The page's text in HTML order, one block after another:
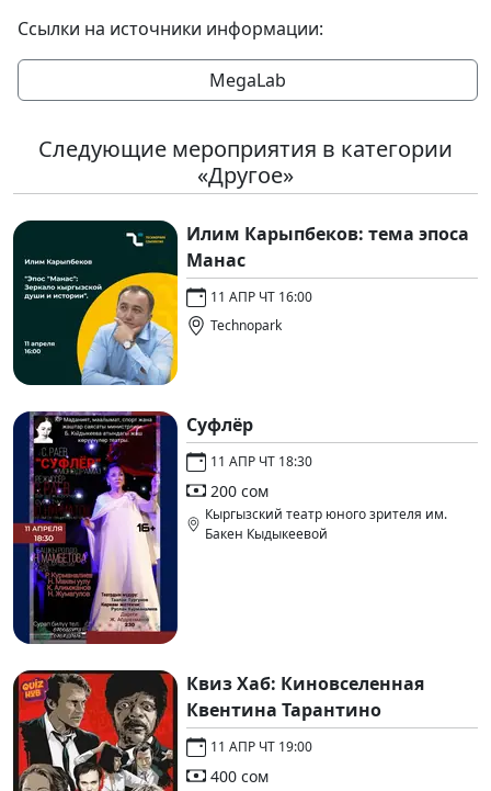
Ссылки на источники информации:
MegaLab
Следующие мероприятия в категории
«Другое»
Илим Карыпбеков: тема эпоса
Манас
11 АПР ЧТ 16:00
Technopark
Cуфлёр
11 АПР ЧТ 18:30
200 сом
Кыргызский театр юного зрителя им.
Бакен Кыдыкеевой
Квиз Хаб: Киновселенная
Квентина Тарантино
11 АПР ЧТ 19:00
400 сом